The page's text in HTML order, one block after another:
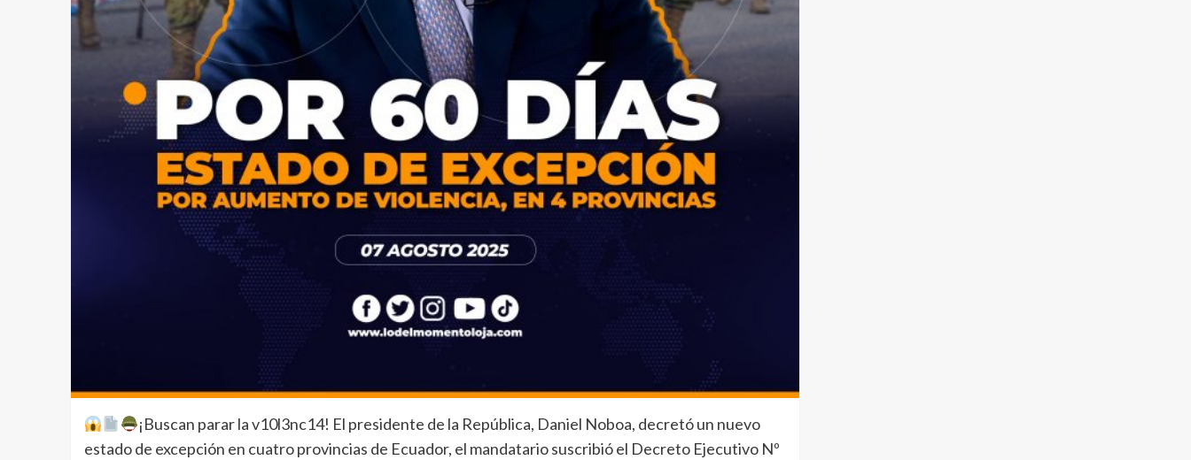
¡Buscan parar la v10l3nc14! El presidente de la República, Daniel Noboa, decretó un nuevo
estado de excepción en cuatro provincias de Ecuador, el mandatario suscribió el Decreto Ejecutivo Nº